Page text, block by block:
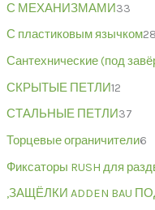
С МЕХАНИЗМАМИ33
С пластиковым язычком28
Сантехнические (под
СКРЫТЫЕ ПЕТЛИ12
СТАЛЬНЫЕ ПЕТЛИ37
Торцевые ограничители6
Фиксаторы RUSH для
,ЗАЩЁЛКИ ADDEN BAU